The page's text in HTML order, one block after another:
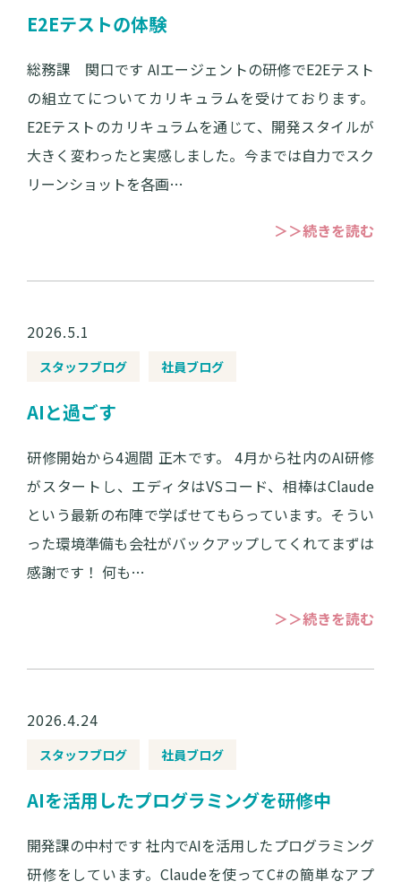
E2Eテストの体験
総務課 関口です AIエージェントの研修でE2Eテスト
の組立てについてカリキュラムを受けております。
E2Eテストのカリキュラムを通じて、開発スタイルが
大きく変わったと実感しました。今までは自力でスク
リーンショットを各画…
＞＞続きを読む
2026.5.1
スタッフブログ 社員ブログ
AIと過ごす
研修開始から4週間 正木です。 4月から社内のAI研修
がスタートし、エディタはVSコード、相棒はClaude
という最新の布陣で学ばせてもらっています。そうい
った環境準備も会社がバックアップしてくれてまずは
感謝です！ 何も…
＞＞続きを読む
2026.4.24
スタッフブログ 社員ブログ
AIを活用したプログラミングを研修中
開発課の中村です 社内でAIを活用したプログラミング
研修をしています。Claudeを使ってC#の簡単なアプ